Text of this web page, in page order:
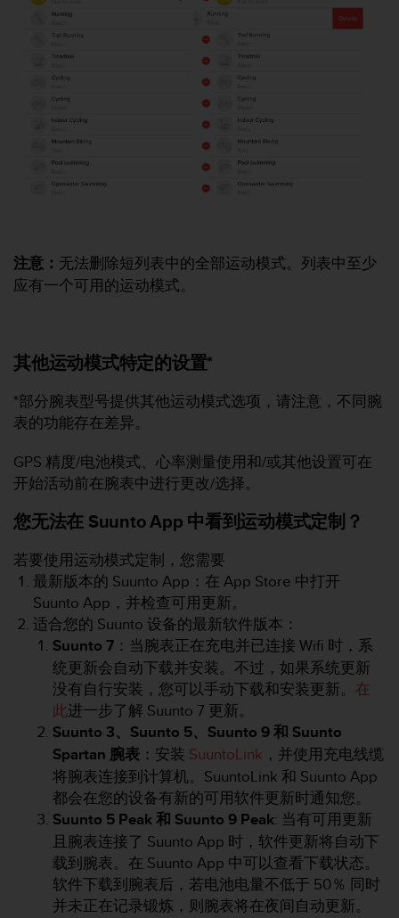
注意： 无法删除短列表中的全部运动模式。列表中至少
应有一个可用的运动模式。
其他运动模式特定的设置*
*部分腕表型号提供其他运动模式选项，请注意，不同腕
表的功能存在差异。
GPS 精度/电池模式、心率测量使用和/或其他设置可在
开始活动前在腕表中进行更改/选择。
您无法在 Suunto App 中看到运动模式定制？
若要使用运动模式定制，您需要
最新版本的 Suunto App：在 App Store 中打开
Suunto App，并检查可用更新。
适合您的 Suunto 设备的最新软件版本：
Suunto 7 ：当腕表正在充电并已连接 Wifi 时，系
统更新会自动下载并安装。不过，如果系统更新
没有自行安装，您可以手动下载和安装更新。 在
此进一步了解 Suunto 7 更新。
Suunto 3、Suunto 5、Suunto 9 和 Suunto
Spartan 腕表 ：安装 SuuntoLink ，并使用充电线缆
将腕表连接到计算机。SuuntoLink 和 Suunto App
都会在您的设备有新的可用软件更新时通知您。
Suunto 5 Peak 和 Suunto 9 Peak: 当有可用更新
且腕表连接了 Suunto App 时，软件更新将自动下
载到腕表。在 Suunto App 中可以查看下载状态。
软件下载到腕表后，若电池电量不低于 50％ 同时
并未正在记录锻炼，则腕表将在夜间自动更新。